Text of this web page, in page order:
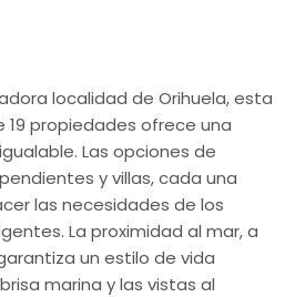
localidad de Orihuela, esta
19 propiedades ofrece una
Las opciones de
y villas, cada una
las necesidades de los
La proximidad al mar, a
un estilo de vida
marina y las vistas al